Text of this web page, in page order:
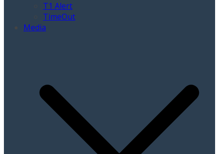
T1 Alert
TimeOut
Media